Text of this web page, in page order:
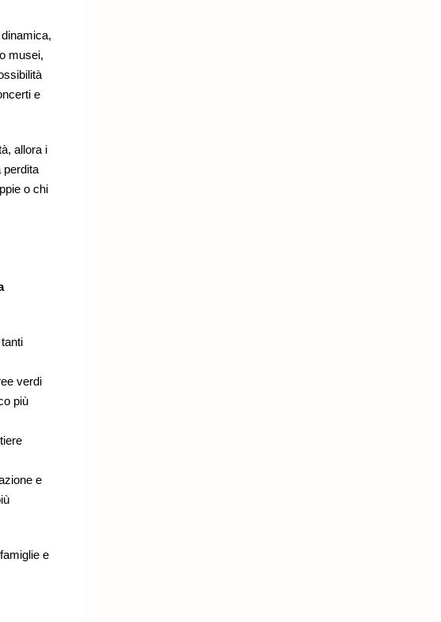
musei,
e
allora i
perdita
o chi
verdi
più
e
e